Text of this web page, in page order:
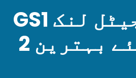
GS1 ڈیجیٹل لنک QR کوڈز کے لیے ٹیسٹ